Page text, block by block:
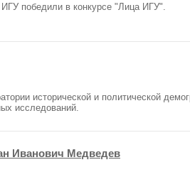
ИГУ победили в конкурсе "Лица ИГУ".
исторической и политической
исследований.
Иванович Медведев